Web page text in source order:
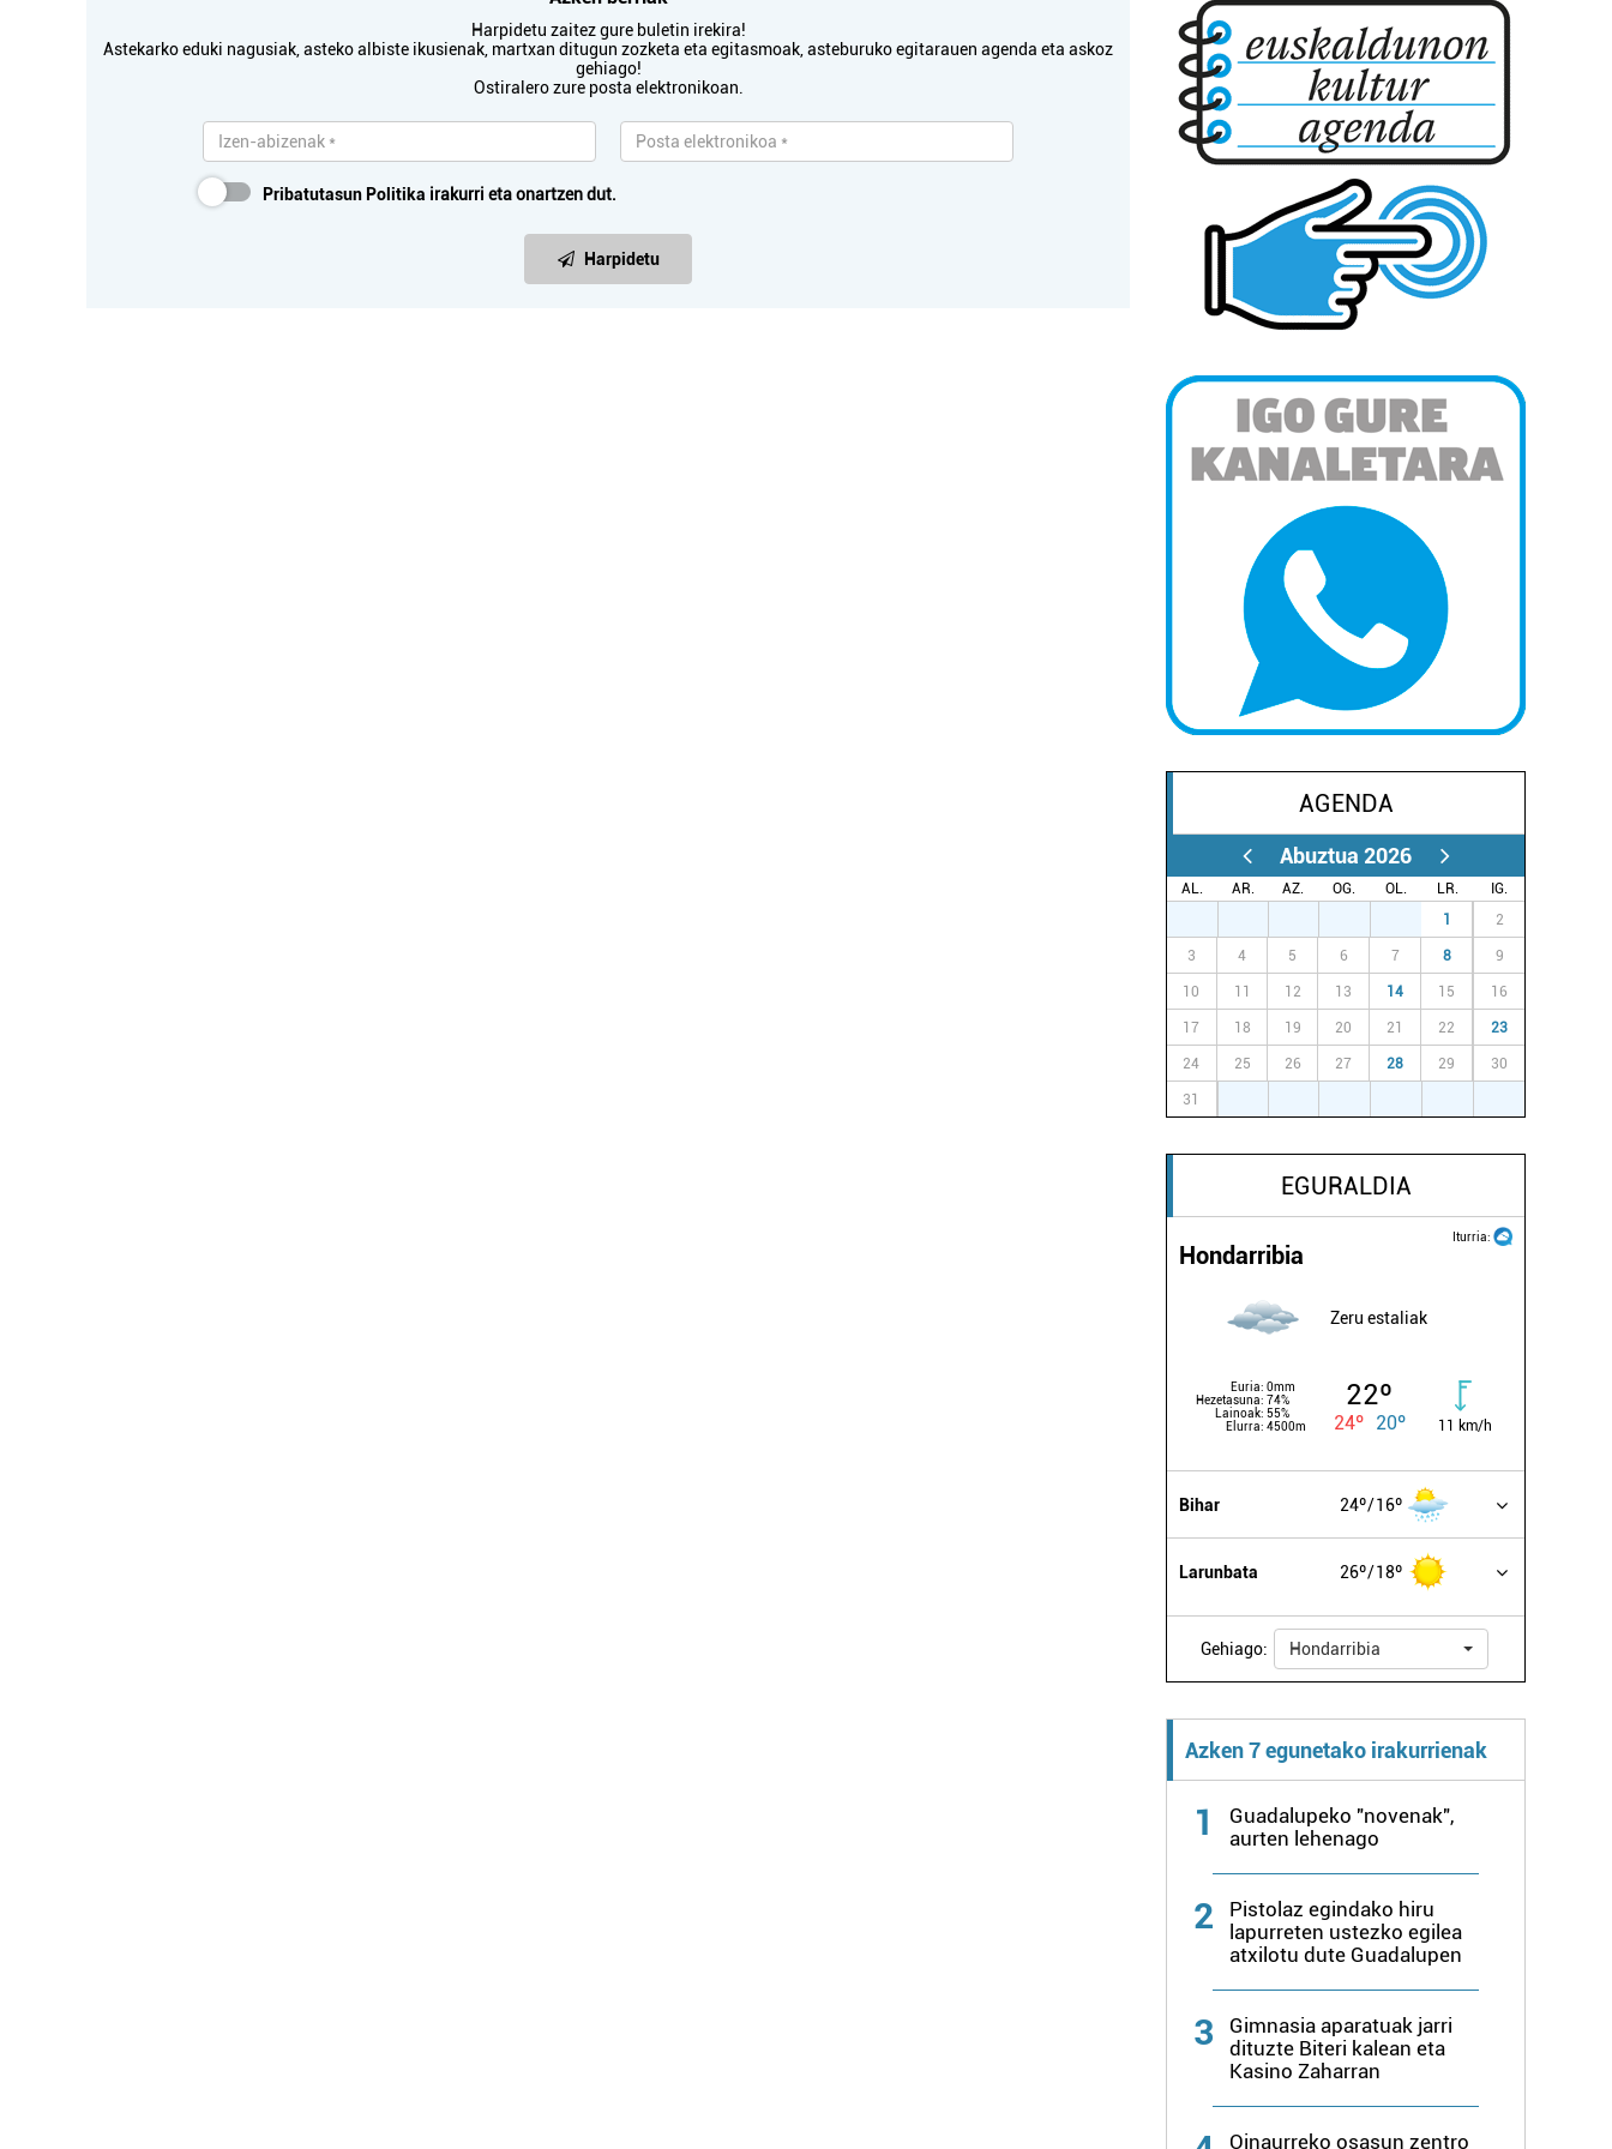
Harpidetu zaitez gure buletin irekira!
Astekarko eduki nagusiak, asteko albiste ikusienak, martxan ditugun zozketa eta egitasmoak, asteburuko egitarauen agenda eta askoz
gehiago!
Ostiralero zure posta elektronikoan.
Pribatutasun Politika irakurri eta onartzen dut.
Harpidetu
AGENDA
Abuztua 2026
AL. AR. AZ. OG. OL. LR.
IG.
1 2
3 4 5 6 7 8 9
10 11 12 13 14 15 16
17 18 19 20 21 22 23
24 25 26 27 28 29 30
31
EGURALDIA
Iturria:
Hondarribia
Zeru estaliak
Euria: 0mm
Hezetasuna: 74%
Lainoak: 55%
Elurra: 4500m
22º
24º 20º 11 km/h
Bihar 24º 16º
Larunbata 26º 18º
Gehiago: Hondarribia
Azken 7 egunetako irakurrienak
1
Guadalupeko "novenak",
aurten lehenago
2
Pistolaz egindako hiru
lapurreten ustezko egilea
atxilotu dute Guadalupen
3
Gimnasia aparatuak jarri
dituzte Biteri kalean eta
Kasino Zaharran
Oinaurreko osasun zentro